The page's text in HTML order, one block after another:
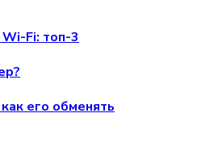
Wi-Fi: топ-3
его обменять